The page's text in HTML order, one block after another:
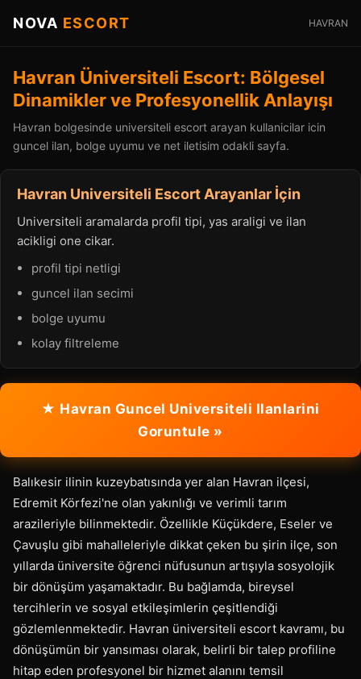
NOVA ESCORT HAVRAN
Havran Üniversiteli Escort: Bölgesel
Dinamikler ve Profesyonellik Anlayışı
Havran bolgesinde universiteli escort arayan kullanicilar icin
guncel ilan, bolge uyumu ve net iletisim odakli sayfa.
Havran Universiteli Escort Arayanlar İçin
Universiteli aramalarda profil tipi, yas araligi ve ilan
acikligi one cikar.
profil tipi netligi
guncel ilan secimi
bolge uyumu
kolay filtreleme
★ Havran Guncel Universiteli Ilanlarini
Goruntule »
Balıkesir ilinin kuzeybatısında yer alan Havran ilçesi,
Edremit Körfezi'ne olan yakınlığı ve verimli tarım
arazileriyle bilinmektedir. Özellikle Küçükdere, Eseler ve
Çavuşlu gibi mahalleleriyle dikkat çeken bu şirin ilçe, son
yıllarda üniversite öğrenci nüfusunun artışıyla sosyolojik
bir dönüşüm yaşamaktadır. Bu bağlamda, bireysel
tercihlerin ve sosyal etkileşimlerin çeşitlendiği
gözlemlenmektedir. Havran üniversiteli escort kavramı, bu
dönüşümün bir yansıması olarak, belirli bir talep profiline
hitap eden profesyonel bir hizmet alanını temsil